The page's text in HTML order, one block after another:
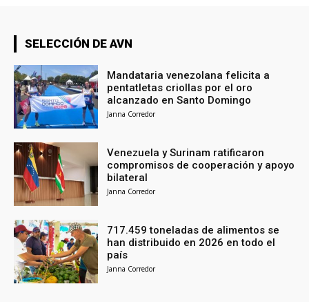
SELECCIÓN DE AVN
Mandataria venezolana felicita a
pentatletas criollas por el oro
alcanzado en Santo Domingo
Janna Corredor
Venezuela y Surinam ratificaron
compromisos de cooperación y apoyo
bilateral
Janna Corredor
717.459 toneladas de alimentos se
han distribuido en 2026 en todo el
país
Janna Corredor